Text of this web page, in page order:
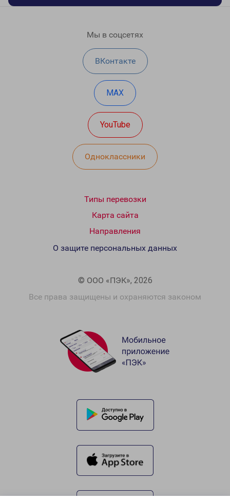
Мы в соцсетях
ВКонтакте
MAX
YouTube
Одноклассники
Типы перевозки
Карта сайта
Направления
© ООО «ПЭК», 2026
Все права защищены и охраняются законом
О защите персональных данных